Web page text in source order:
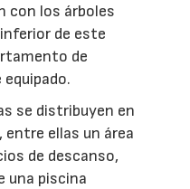
con los árboles
de este
de
se distribuyen en
ellas un área
de descanso,
una piscina